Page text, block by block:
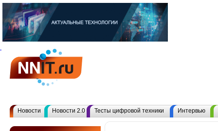
Новости Новости 2.0 Тесты цифровой техники Интервью